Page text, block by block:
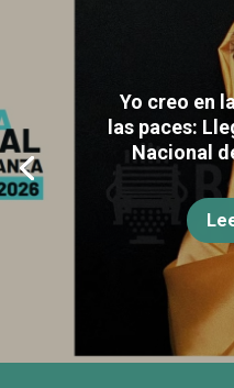
Yo creo en
las paces:
Nacional